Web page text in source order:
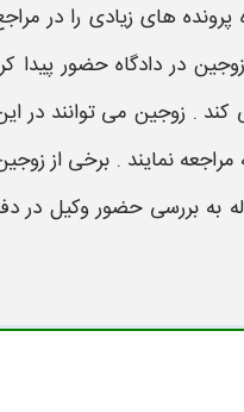
های زیادی را در
در دادگاه حضور پیدا
کند . زوجین می توانند
نمایند . برخی از
به بررسی حضوروکیل در